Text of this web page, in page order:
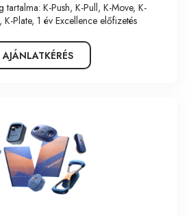
K-Push, K-Pull, K-Move, K-
Plate, 1 év Excellence előfizetés
AJÁNLATKÉRÉS